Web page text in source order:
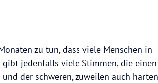
zu tun, dass viele Menschen in
gibt jedenfalls viele Stimmen, die einen
der schweren, zuweilen auch harten